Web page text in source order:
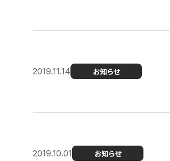
2019.11.14 お知らせ
2019.10.01 お知らせ